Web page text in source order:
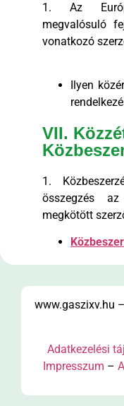
1. Az
megvalósuló
vonatkozó
Ilyen
VII.
1.
összegzés
megkötött
www.gaszixv.hu
Adatkezelési
Impresszum –